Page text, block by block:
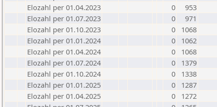
Elozahl per 01.04.2023
0
953
Elozahl per 01.07.2023
0
971
Elozahl per 01.10.2023
0
1068
Elozahl per 01.01.2024
0
1062
Elozahl per 01.04.2024
0
1068
Elozahl per 01.07.2024
0
1379
Elozahl per 01.10.2024
0
1338
Elozahl per 01.01.2025
0
1287
Elozahl per 01.04.2025
0
1272